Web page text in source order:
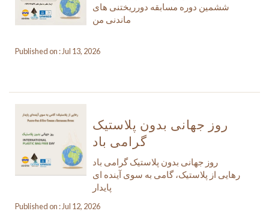
ششمین دوره مسابقه دورریختنی های
ماندنی من
Published on : Jul 13, 2026
روز جهانی بدون پلاستیک
گرامی باد
روز جهانی بدون پلاستیک گرامی باد
رهایی از پلاستیک، گامی به سوی آینده ای
پایدار
Published on : Jul 12, 2026